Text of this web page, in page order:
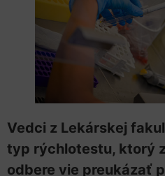
Vedci z Lekárskej
typ rýchlotestu, ktorý
odbere vie preukázať